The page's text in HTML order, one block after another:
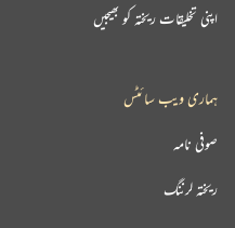
اپنی تخلیقات ریختہ کو بھیجیں
ہماری ویب سائٹس
صوفی نامہ
ریختہ لرننگ